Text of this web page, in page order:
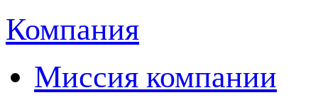
Компания
Миссия компании